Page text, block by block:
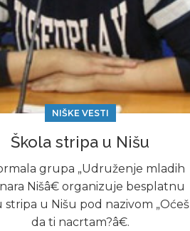
NIŠKE VESTI
Škola stripa u Nišu
grupa „Udruženje mladih
Nišâ€ organizuje besplatnu
stripa u Nišu pod nazivom „Oćeš
da ti nacrtam?â€.